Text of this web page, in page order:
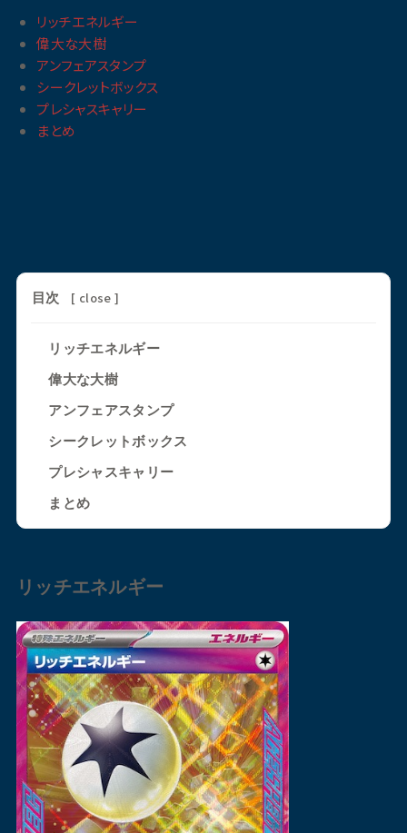
リッチエネルギー
偉大な大樹
アンフェアスタンプ
シークレットボックス
プレシャスキャリー
まとめ
目次 [ close ]
リッチエネルギー
偉大な大樹
アンフェアスタンプ
シークレットボックス
プレシャスキャリー
まとめ
リッチエネルギー